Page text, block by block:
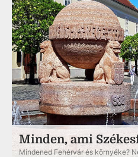
Minden, ami
Mindened Fehérvár és környéke?